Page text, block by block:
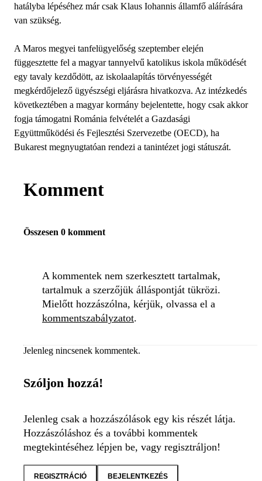
hatályba lépéséhez már csak Klaus Iohannis államfő aláírására
van szükség.
A Maros megyei tanfelügyelőség szeptember elején
függesztette fel a magyar tannyelvű katolikus iskola működését
egy tavaly kezdődött, az iskolaalapítás törvényességét
megkérdőjelező ügyészségi eljárásra hivatkozva. Az intézkedés
következtében a magyar kormány bejelentette, hogy csak akkor
fogja támogatni Románia felvételét a Gazdasági
Együttműködési és Fejlesztési Szervezetbe (OECD), ha
Bukarest megnyugtatóan rendezi a tanintézet jogi státuszát.
Komment
Összesen 0 komment
A kommentek nem szerkesztett tartalmak,
tartalmuk a szerzőjük álláspontját tükrözi.
Mielőtt hozzászólna, kérjük, olvassa el a
kommentszabályzatot.
Jelenleg nincsenek kommentek.
Szóljon hozzá!
Jelenleg csak a hozzászólások egy kis részét látja.
Hozzászóláshoz és a további kommentek
megtekintéséhez lépjen be, vagy regisztráljon!
REGISZTRÁCIÓ BEJELENTKEZÉS